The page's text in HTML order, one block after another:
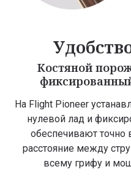
Костяной
На Flight Pioneer
нулевой лад и
обеспечивают
расстояние между
всему грифу и